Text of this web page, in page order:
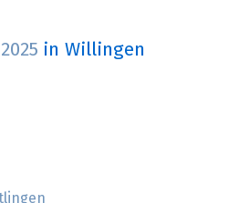
in Willingen